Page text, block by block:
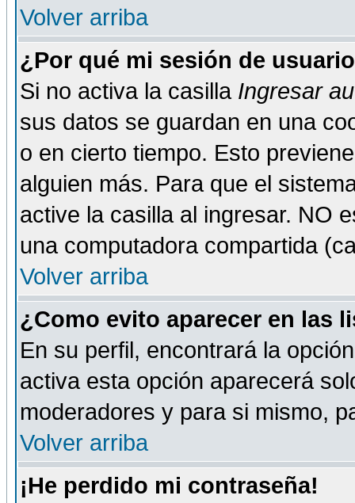
Volver arriba
¿Por qué mi sesión de
Si no activa la casilla Ingresar
sus datos se guardan en una
o en cierto tiempo. Esto
alguien más. Para que el
active la casilla al ingresar. NO
una computadora compartida
Volver arriba
¿Como evito aparecer en las
En su perfil, encontrará la
activa esta opción aparecerá
moderadores y para si mismo,
Volver arriba
¡He perdido mi contraseña!